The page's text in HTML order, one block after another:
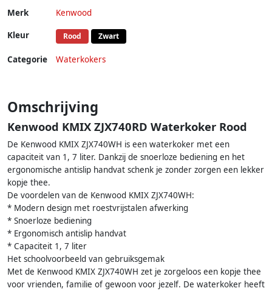
Merk Kenwood
Kleur Rood Zwart
Categorie Waterkokers
Omschrijving
Kenwood KMIX ZJX740RD Waterkoker Rood
De Kenwood KMIX ZJX740WH is een waterkoker met een
capaciteit van 1, 7 liter. Dankzij de snoerloze bediening en het
ergonomische antislip handvat schenk je zonder zorgen een lekker
kopje thee.
De voordelen van de Kenwood KMIX ZJX740WH:
* Modern design met roestvrijstalen afwerking
* Snoerloze bediening
* Ergonomisch antislip handvat
* Capaciteit 1, 7 liter
Het schoolvoorbeeld van gebruiksgemak
Met de Kenwood KMIX ZJX740WH zet je zorgeloos een kopje thee
voor vrienden, familie of gewoon voor jezelf. De waterkoker heeft